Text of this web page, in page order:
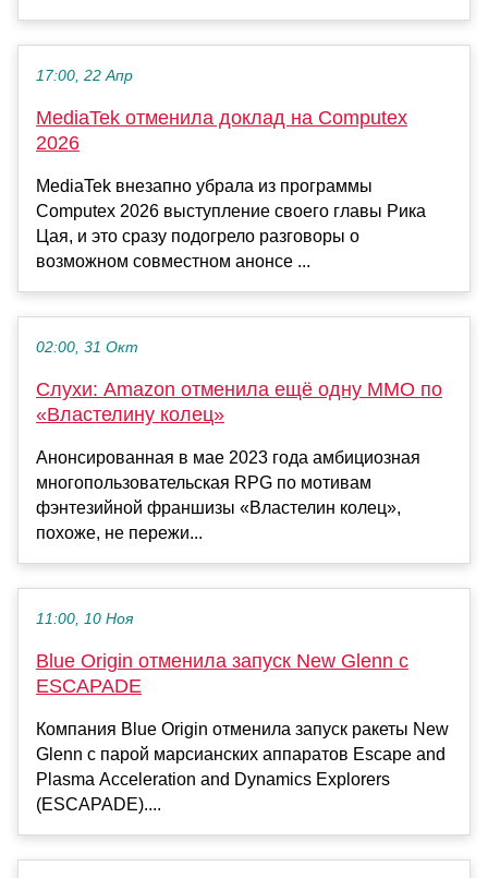
17:00, 22 Апр
MediaTek отменила доклад на Computex
2026
MediaTek внезапно убрала из программы
Computex 2026 выступление своего главы Рика
Цая, и это сразу подогрело разговоры о
возможном совместном анонсе ...
02:00, 31 Окт
Слухи: Amazon отменила ещё одну MMO по
«Властелину колец»
Анонсированная в мае 2023 года амбициозная
многопользовательская RPG по мотивам
фэнтезийной франшизы «Властелин колец»,
похоже, не пережи...
11:00, 10 Ноя
Blue Origin отменила запуск New Glenn с
ESCAPADE
Компания Blue Origin отменила запуск ракеты New
Glenn с парой марсианских аппаратов Escape and
Plasma Acceleration and Dynamics Explorers
(ESCAPADE)....